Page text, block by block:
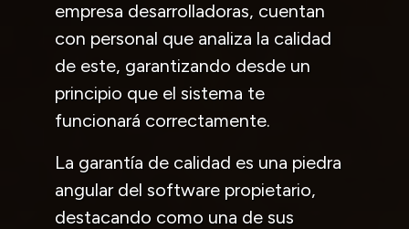
empresa desarrolladoras, cuentan
con personal que analiza la calidad
de este, garantizando desde un
principio que el sistema te
funcionará correctamente.
La garantía de calidad es una piedra
angular del software propietario,
destacando como una de sus